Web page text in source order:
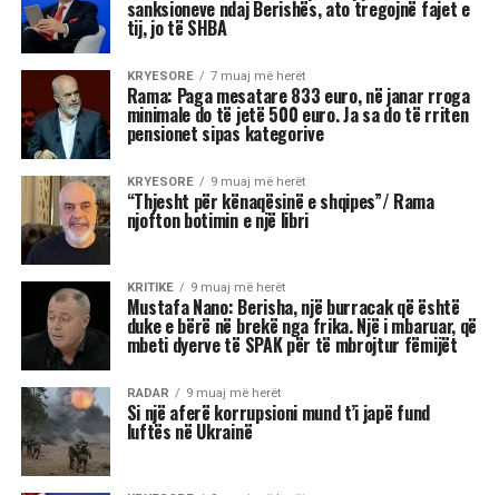
Fitorja e Mamdanit duhet të
trajtohet me kujdes nga
Partia Demokratike. Ajo ka
rizbuluar aftësitë e
ndërmjetësimit agresiv të
Barack Obamës, duke
shfrytëzuar shqetësimet e
votuesve në lidhje me
ekonominë përpara
zgjedhjeve të mesit të
mandatit…